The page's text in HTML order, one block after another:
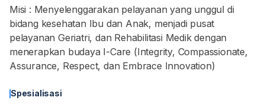
Misi : Menyelenggarakan pelayanan yang unggul di
bidang kesehatan Ibu dan Anak, menjadi pusat
pelayanan Geriatri, dan Rehabilitasi Medik dengan
menerapkan budaya I-Care (Integrity, Compassionate,
Assurance, Respect, dan Embrace Innovation)
Spesialisasi